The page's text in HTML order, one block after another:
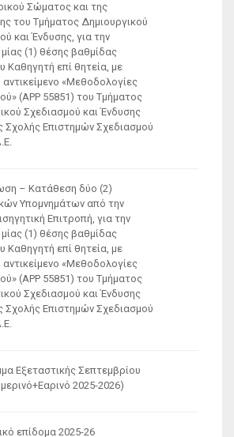
Σώματος και της
του Τμήματος Δημιουργικού
και Ένδυσης, για την
(1) θέσης βαθμίδας
Καθηγητή επί θητεία, με
«Μεθοδολογίες
(ΑΡΡ 55851) του Τμήματος
Σχεδιασμού και Ένδυσης
Σχολής Επιστημών Σχεδιασμού
– Κατάθεση δύο (2)
Υπομνημάτων από την
Επιτροπή, για την
(1) θέσης βαθμίδας
Καθηγητή επί θητεία, με
«Μεθοδολογίες
(ΑΡΡ 55851) του Τμήματος
Σχεδιασμού και Ένδυσης
Σχολής Επιστημών Σχεδιασμού
Εξεταστικής Σεπτεμβρίου
2025-2026)
επίδομα 2025-26